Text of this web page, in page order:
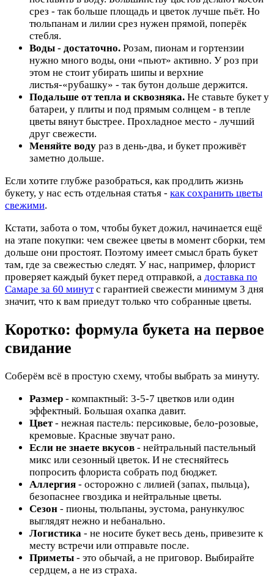
срез - так больше площадь и цветок лучше пьёт. Но
тюльпанам и лилии срез нужен прямой, поперёк
стебля.
Воды - достаточно. Розам, пионам и гортензии
нужно много воды, они «пьют» активно. У роз при
этом не стоит убирать шипы и верхние
листья-«рубашку» - так бутон дольше держится.
Подальше от тепла и сквозняка. Не ставьте букет у
батареи, у плиты и под прямым солнцем - в тепле
цветы вянут быстрее. Прохладное место - лучший
друг свежести.
Меняйте воду раз в день-два, и букет проживёт
заметно дольше.
Если хотите глубже разобраться, как продлить жизнь
букету, у нас есть отдельная статья - как сохранить цветы
свежими.
Кстати, забота о том, чтобы букет дожил, начинается ещё
на этапе покупки: чем свежее цветы в момент сборки, тем
дольше они простоят. Поэтому имеет смысл брать букет
там, где за свежестью следят. У нас, например, флорист
проверяет каждый букет перед отправкой, а доставка по
Самаре за 60 минутс гарантией свежести минимум 3 дня
значит, что к вам приедут только что собранные цветы.
Коротко: формула букета на первое
свидание
Соберём всё в простую схему, чтобы выбрать за минуту.
Размер - компактный: 3-5-7 цветков или один
эффектный. Большая охапка давит.
Цвет- нежная пастель: персиковые, бело-розовые,
кремовые. Красные звучат рано.
Если не знаете вкусов - нейтральный пастельный
микс или сезонный цветок. И не стесняйтесь
попросить флориста собрать под бюджет.
Аллергия - осторожно с лилией (запах, пыльца),
безопаснее гвоздика и нейтральные цветы.
Сезон - пионы, тюльпаны, эустома, ранункулюс
выглядят нежно и небанально.
Логистика - не носите букет весь день, привезите к
месту встречи или отправьте после.
Приметы - это обычай, а не приговор. Выбирайте
сердцем, а не из страха.